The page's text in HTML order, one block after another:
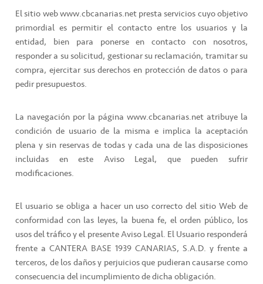
El sitio web www.cbcanarias.net presta servicios cuyo objetivo
primordial es permitir el contacto entre los usuarios y la
entidad, bien para ponerse en contacto con nosotros,
responder a su solicitud, gestionar su reclamación, tramitar su
compra, ejercitar sus derechos en protección de datos o para
pedir presupuestos.
La navegación por la página www.cbcanarias.net atribuye la
condición de usuario de la misma e implica la aceptación
plena y sin reservas de todas y cada una de las disposiciones
incluidas en este Aviso Legal, que pueden sufrir
modificaciones.
El usuario se obliga a hacer un uso correcto del sitio Web de
conformidad con las leyes, la buena fe, el orden público, los
usos del tráfico y el presente Aviso Legal. El Usuario responderá
frente a CANTERA BASE 1939 CANARIAS, S.A.D. y frente a
terceros, de los daños y perjuicios que pudieran causarse como
consecuencia del incumplimiento de dicha obligación.